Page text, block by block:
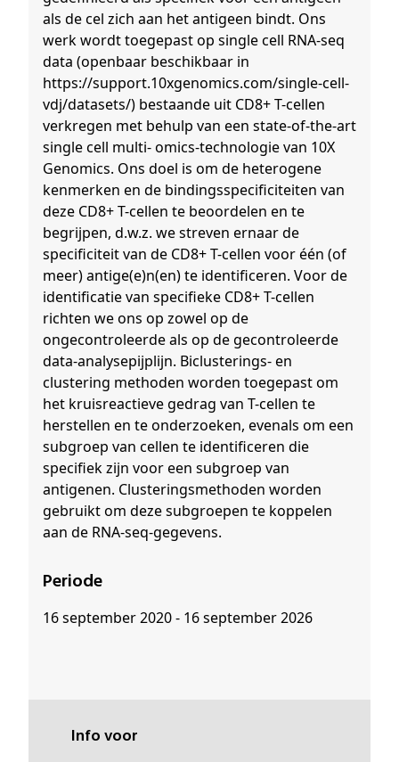
als de cel zich aan het antigeen bindt. Ons
werk wordt toegepast op single cell RNA-seq
data (openbaar beschikbaar in
https://support.10xgenomics.com/single-cell-
vdj/datasets/) bestaande uit CD8+ T-cellen
verkregen met behulp van een state-of-the-art
single cell multi- omics-technologie van 10X
Genomics. Ons doel is om de heterogene
kenmerken en de bindingsspecificiteiten van
deze CD8+ T-cellen te beoordelen en te
begrijpen, d.w.z. we streven ernaar de
specificiteit van de CD8+ T-cellen voor één (of
meer) antige(e)n(en) te identificeren. Voor de
identificatie van specifieke CD8+ T-cellen
richten we ons op zowel op de
ongecontroleerde als op de gecontroleerde
data-analysepijplijn. Biclusterings- en
clustering methoden worden toegepast om
het kruisreactieve gedrag van T-cellen te
herstellen en te onderzoeken, evenals om een
subgroep van cellen te identificeren die
specifiek zijn voor een subgroep van
antigenen. Clusteringsmethoden worden
gebruikt om deze subgroepen te koppelen
aan de RNA-seq-gegevens.
Periode
16 september 2020 - 16 september 2026
Info voor